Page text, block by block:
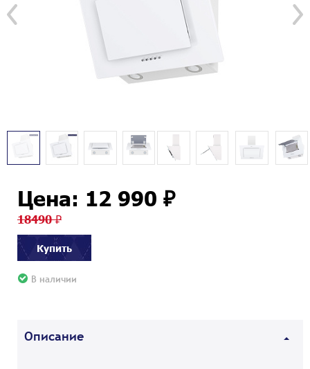
Цена: 12 990 ₽
18490 ₽
Купить
В наличии
Описание